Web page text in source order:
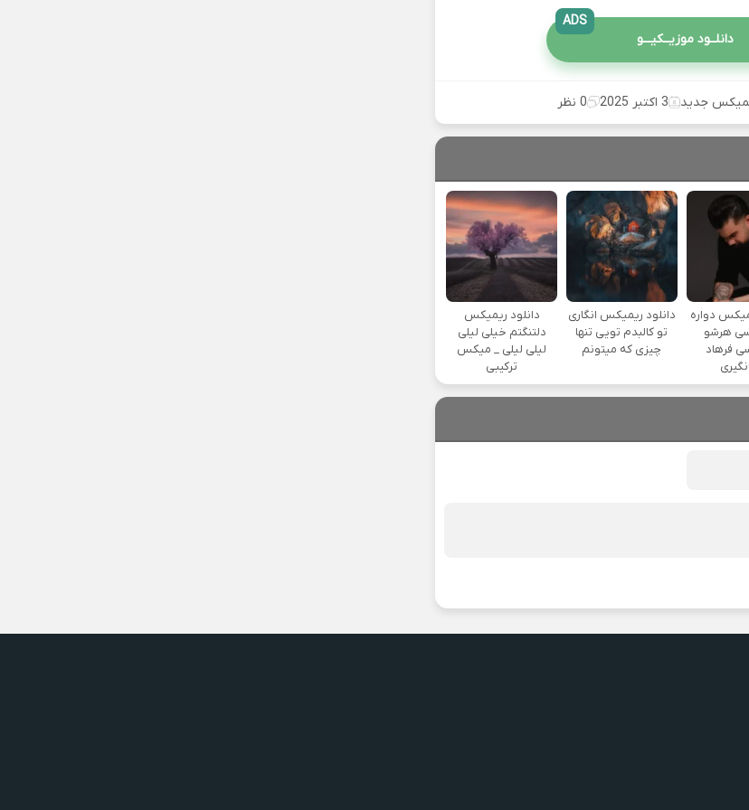
دانلــود موزیــکیـــو
ADS
جدید 3 اکتبر 2025 0 نظر
دواره
هرشو
فرهاد
دانلود ریمیکس انگاری
تو کالبدم تویی تنها
چیزی که میتونم
دانلود ریمیکس
دلتنگتم خیلی لیلی
لیلی لیلی _ میکس
ترکیبی